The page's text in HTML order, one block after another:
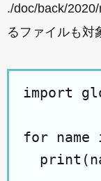
./doc/back/
るファイルも対
import
for